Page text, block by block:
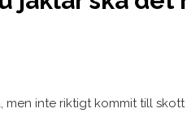
men inte riktigt kommit till